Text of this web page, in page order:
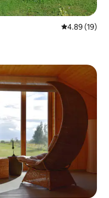
Calificación
4.89 (19)